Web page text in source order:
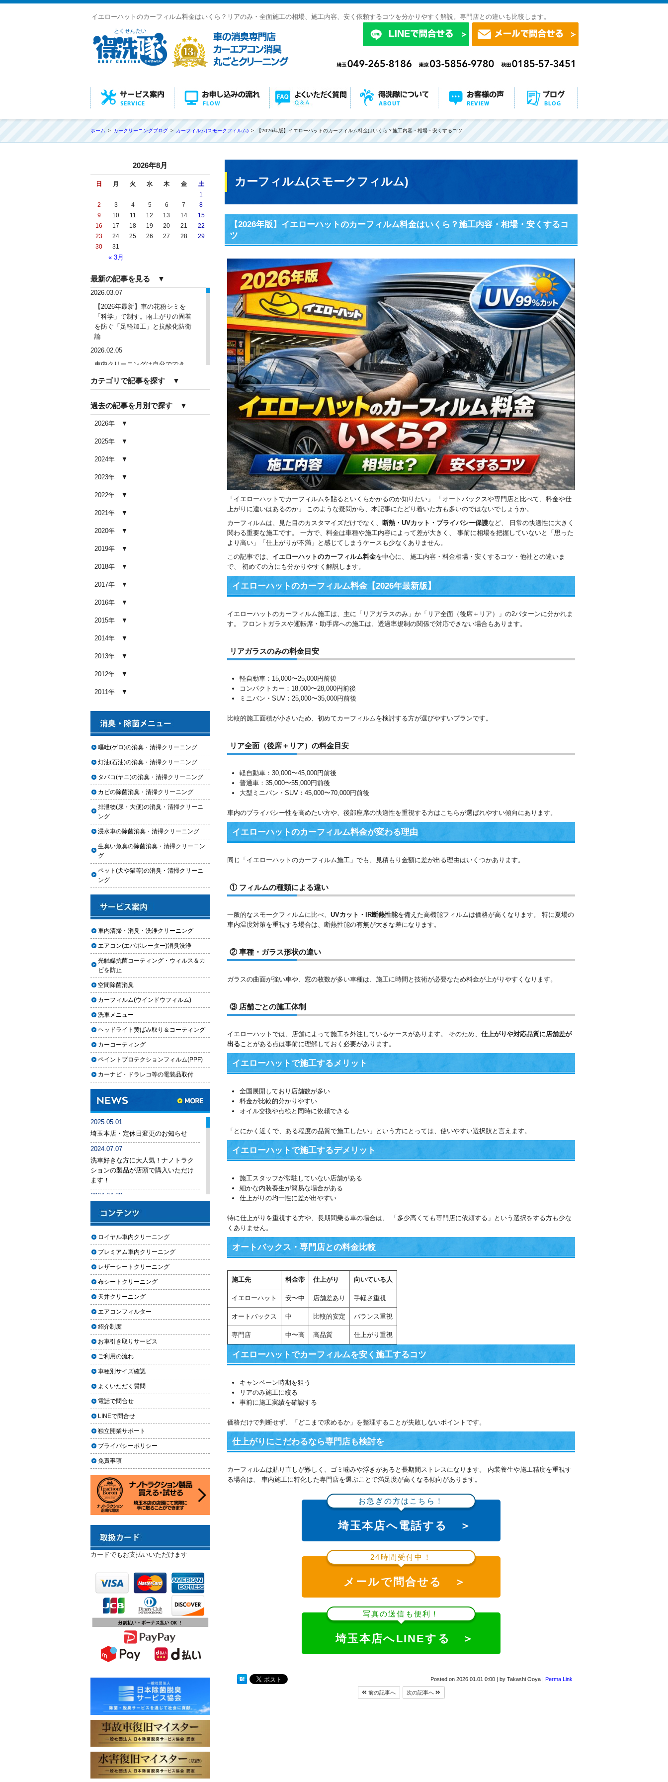
イエローハットのカーフィルム料金はいくら？リアのみ・全面施工の相場、施工内容、安く依頼するコツを分かりやすく解説。専門店との違いも比較します。
ホーム カークリーニングブログ カーフィルム(スモークフィルム) 【2026年版】イエローハットのカーフィルム料金はいくら？施工内容・相場・安くするコツ
カーフィルム(スモークフィルム)
【2026年版】イエローハットのカーフィルム料金はいくら？施工内容・相場・安くするコ
ツ
「イエローハットでカーフィルムを貼るといくらかかるのか知りたい」 「オートバックスや専門店と比べて、料金や仕
上がりに違いはあるのか」 このような疑問から、本記事にたどり着いた方も多いのではないでしょうか。
カーフィルムは、見た目のカスタマイズだけでなく、
断熱・UVカット・プライバシー保護など、 日常の快適性に大きく
関わる重要な施工です。 一方で、料金は車種や施工内容によって差が大きく、 事前に相場を把握していないと「思った
より高い」「仕上がりが不満」と感じてしまうケースも少なくありません。
この記事では、 イエローハットのカーフィルム料金を中心に、 施工内容・料金相場・安くするコツ・他社との違いま
で、 初めての方にも分かりやすく解説します。
イエローハットのカーフィルム料金【2026年最新版】
イエローハットのカーフィルム施工は、主に「リアガラスのみ」か「リア全面（後席＋リア）」の2パターンに分かれま
す。 フロントガラスや運転席・助手席への施工は、透過率規制の関係で対応できない場合もあります。
リアガラスのみの料金目安
軽自動車：15,000〜25,000円前後
コンパクトカー：18,000〜28,000円前後
ミニバン・SUV：25,000〜35,000円前後
比較的施工面積が小さいため、初めてカーフィルムを検討する方が選びやすいプランです。
リア全面（後席＋リア）の料金目安
軽自動車：30,000〜45,000円前後
普通車：35,000〜55,000円前後
大型ミニバン・SUV：45,000〜70,000円前後
車内のプライバシー性を高めたい方や、後部座席の快適性を重視する方はこちらが選ばれやすい傾向にあります。
イエローハットのカーフィルム料金が変わる理由
同じ「イエローハットのカーフィルム施工」でも、見積もり金額に差が出る理由はいくつかあります。
① フィルムの種類による違い
一般的なスモークフィルムに比べ、 UVカット・IR断熱性能を備えた高機能フィルムは価格が高くなります。 特に夏場の
車内温度対策を重視する場合は、断熱性能の有無が大きな差になります。
② 車種・ガラス形状の違い
ガラスの曲面が強い車や、窓の枚数が多い車種は、施工に時間と技術が必要なため料金が上がりやすくなります。
③ 店舗ごとの施工体制
イエローハットでは、店舗によって施工を外注しているケースがあります。 そのため、 仕上がりや対応品質に店舗差が
出ることがある点は事前に理解しておく必要があります。
イエローハットで施工するメリット
全国展開しており店舗数が多い
料金が比較的分かりやすい
オイル交換や点検と同時に依頼できる
「とにかく近くで、ある程度の品質で施工したい」という方にとっては、使いやすい選択肢と言えます。
イエローハットで施工するデメリット
施工スタッフが常駐していない店舗がある
細かな内装養生が簡易な場合がある
仕上がりの均一性に差が出やすい
特に仕上がりを重視する方や、長期間乗る車の場合は、 「多少高くても専門店に依頼する」という選択をする方も少な
くありません。
オートバックス・専門店との料金比較
施工先 料金帯 仕上がり 向いている人
イエローハット 安〜中 店舗差あり 手軽さ重視
オートバックス 中 比較的安定 バランス重視
専門店 中〜高 高品質 仕上がり重視
イエローハットでカーフィルムを安く施工するコツ
キャンペーン時期を狙う
リアのみ施工に絞る
事前に施工実績を確認する
価格だけで判断せず、「どこまで求めるか」を整理することが失敗しないポイントです。
仕上がりにこだわるなら専門店も検討を
カーフィルムは貼り直しが難しく、ゴミ噛みや浮きがあると長期間ストレスになります。 内装養生や施工精度を重視す
る場合は、 車内施工に特化した専門店を選ぶことで満足度が高くなる傾向があります。
お急ぎの方はこちら！
埼玉本店へ電話する ＞
24時間受付中！
メールで問合せる ＞
写真の送信も便利！
埼玉本店へLINEする ＞
Posted on 2026.01.01 0:00| by Takashi Ooya| Perma Link
前の記事へ 次の記事へ
2026年8月
日 月 火 水 木 金 土
« 3月
1
2
3 4 5 6 7
8
9
10 11 12 13 14
15
16
17 18 19 20 21
22
23
24 25 26 27 28
29
30
31
最新の記事を見る ▼
2026.03.07
【2026年最新】車の花粉シミを
「科学」で制す。雨上がりの固着
を防ぐ「足軽加工」と抗酸化防衛
論
2026.02.05
車内クリーニングは自分ででき
界を徹底解説
車内クリーニングで失敗する人の
共通点｜やってはいけない5つの判
2026.02.03
車内クリーニング業者の選び方｜
つのポイント
2026.02.02
果を感じない人が見落としている3
つの原因
自分でできる？プロに頼むべき境
2026.01.05
【2026年版】車内の臭いが取れな
ビ別の正しい対処法
2026.01.04
どこまでやるべき？目的別おすす
め内容と費用目安
別に徹底比較
2026.01.02
ヘッドライト黄ばみ取りの料金相
場｜イエローハット・オートバッ
クス・専門店を徹底比較【2026年
版】
2026.01.01
【2026年版】イエローハットのカ
ーフィルム料金はいくら？施工内
容・相場・安くするコツ
2025.12.05
車のヘッドライト交換のタイミン
グと費用
2025.12.04
車のサスペンション交換の必要性
車のフロントガラス交換の料金相
場と作業手順
車のドアロック修理の料金と作業
手順
【2026年最新】車の花粉シミを
「科学」で制す。雨上がりの固着
を防ぐ「足軽加工」と抗酸化防衛
論
車内クリーニングは自分ででき
る？DIY清掃と業者依頼の違い・限
界を徹底解説
車内クリーニングで失敗する人の
共通点｜やってはいけない5つの判
断ミス
後悔しないために必ず確認すべき5
つのポイント
果を感じない人が見落としている3
つの原因
【2026年版】車内クリーニングは
自分でできる？プロに頼むべき境
界線と失敗例
い原因とは？タバコ・ペット・カ
ビ別の正しい対処法
【2026年版】車内クリーニングは
どこまでやるべき？目的別おすす
め内容と費用目安
【2026年版】車内クリーニングの
料金相場はいくら？内容別・業者
別に徹底比較
ヘッドライト黄ばみ取りの料金相
場｜イエローハット・オートバッ
クス・専門店を徹底比較【2026年
版】
【2026年版】イエローハットのカ
ーフィルム料金はいくら？施工内
容・相場・安くするコツ
車のヘッドライト交換のタイミン
グと費用
車のサスペンション交換の必要性
と費用
車のフロントガラス交換の料金相
場と作業手順
車のドアロック修理の料金と作業
カテゴリで記事を探す ▼
過去の記事を月別で探す ▼
2026年
2025年
2024年
2023年
2022年
2021年
2020年
2019年
2018年
2017年
2016年
2015年
2014年
2013年
2012年
2011年
嘔吐(ゲロ)の消臭・清掃クリーニング
灯油(石油)の消臭・清掃クリーニング
タバコ(ヤニ)の消臭・清掃クリーニング
カビの除菌消臭・清掃クリーニング
排泄物(尿・大便)の消臭・清掃クリーニ
ング
浸水車の除菌消臭・清掃クリーニング
生臭い魚臭の除菌消臭・清掃クリーニン
グ
ペット(犬や猫等)の消臭・清掃クリーニ
ング
車内清掃・消臭・洗浄クリーニング
エアコン(エバポレーター)消臭洗浄
光触媒抗菌コーティング・ウィルス＆カ
ビを防止
空間除菌消臭
カーフィルム(ウインドウフィルム)
洗車メニュー
ヘッドライト黄ばみ取り＆コーティング
カーコーティング
ペイントプロテクションフィルム(PPF)
カーナビ・ドラレコ等の電装品取付
2025.05.01
埼玉本店・定休日変更のお知らせ
2024.07.07
洗車好きな方に大人気！ナノトラク
ションの製品が店頭で購入いただけ
ます！
2024.04.28
リース
2024年ゴールデンウィーク期間中の
営業予定（埼玉本店・東京足立店・
秋田能代店）
2024.03.23
埼玉のFMラジオ・NACK5で取り上げ
ていただきました
2024.03.22
埼玉本店が東京方面からこれまで以
上に利用しやすく
2024.02.29
2024年3月14日・臨時休業のお知らせ
2023.12.21
年末年始の予定（2023年-2024年）
2023.11.26
年末に「車も大掃除」をしようキャ
ンペーン
2023.11.22
「＃埼玉」という埼玉県のお店や企
業を紹介するサイトで紹介されまし
た
2023.10.30
コーティングが無料で利用できるチ
ャンス！X（旧Twitter）キャンペーン
2023.10.21
秋田県の「能代ポータル」にて得洗
隊を紹介いただきました
第15回ふじみ野市産業まつりに出店
します
2023.10.09
チバテレビ「チバテレ稼ぐ力養成講
座・講座会員インタビュー」で弊社
代表 大屋のインタビューが紹介され
2023.09.27
2023年10月1日オープン！
ロイヤル車内クリーニング
プレミアム車内クリーニング
レザーシートクリーニング
布シートクリーニング
天井クリーニング
エアコンフィルター
紹介制度
お車引き取りサービス
ご利用の流れ
車種別サイズ確認
よくいただく質問
電話で問合せ
LINEで問合せ
独立開業サポート
プライバシーポリシー
免責事項
カードでもお支払いいただけます